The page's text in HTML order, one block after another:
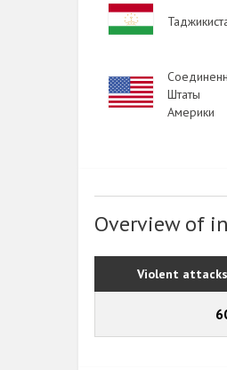
Image
Image
Штаты
Америки
Overview of
Violent